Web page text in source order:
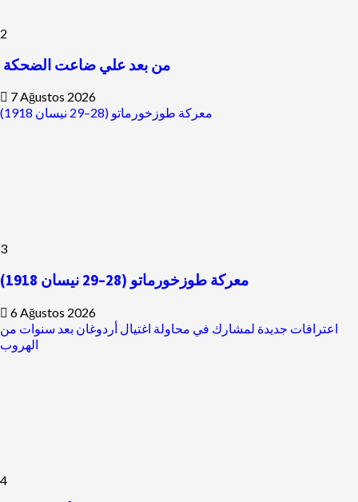
2
من بعد علي ضاعت الضحكة
7 Ağustos 2026
معركة طوزخورماتو (28–29 نيسان 1918)
3
معركة طوزخورماتو (28–29 نيسان 1918)
6 Ağustos 2026
اعترافات جديدة لمشارك في محاولة اغتيال أردوغان بعد سنوات من
الهروب
4